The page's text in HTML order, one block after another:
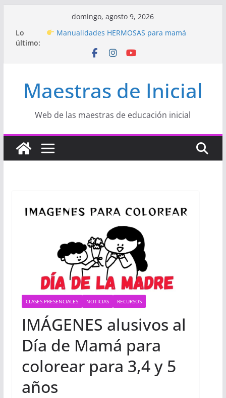
contenido
domingo, agosto 9, 2026
Lo
último:
Manualidades HERMOSAS para mamá
“Aprendemos Jugando: Talleres por la
de la Educación Inicial»
Proyecto de Aprendizaje
Un regalo para
Hermosos dibujos para MAMÁ: colorea con
Maestras de Inicial
Web de las maestras de educación inicial
CLASES PRESENCIALES NOTICIAS RECURSOS
IMÁGENES alusivos al
Día de Mamá para
colorear para 3,4 y 5
años